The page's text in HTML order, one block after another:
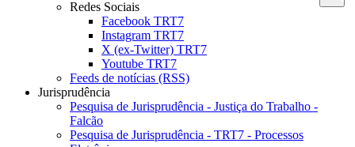
Redes Sociais
Facebook TRT7
Instagram TRT7
X (ex-Twitter) TRT7
Youtube TRT7
Feeds de notícias (RSS)
Jurisprudência
Pesquisa de Jurisprudência - Justiça do Trabalho -
Falcão
Pesquisa de Jurisprudência - TRT7 - Processos